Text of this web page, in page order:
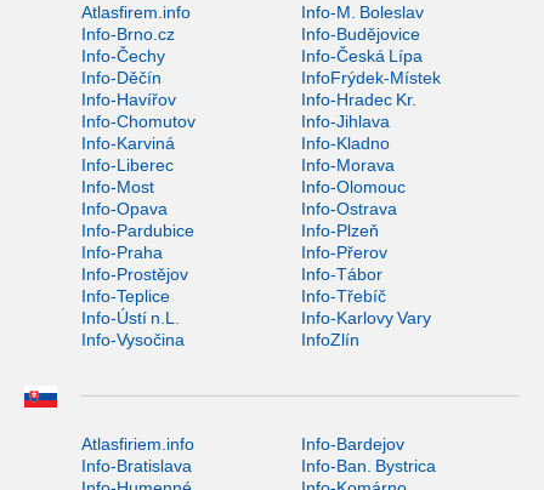
Atlasfirem.info
Info-M. Boleslav
Info-Brno.cz
Info-Budějovice
Info-Čechy
Info-Česká Lípa
Info-Děčín
InfoFrýdek-Místek
Info-Havířov
Info-Hradec Kr.
Info-Chomutov
Info-Jihlava
Info-Karviná
Info-Kladno
Info-Liberec
Info-Morava
Info-Most
Info-Olomouc
Info-Opava
Info-Ostrava
Info-Pardubice
Info-Plzeň
Info-Praha
Info-Přerov
Info-Prostějov
Info-Tábor
Info-Teplice
Info-Třebíč
Info-Ústí n.L.
Info-Karlovy Vary
Info-Vysočina
InfoZlín
Atlasfiriem.info
Info-Bardejov
Info-Bratislava
Info-Ban. Bystrica